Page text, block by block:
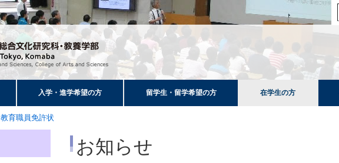
入学・進学希望の方 留学生・留学希望の方 在学生の方
教育職員免許状
お知らせ